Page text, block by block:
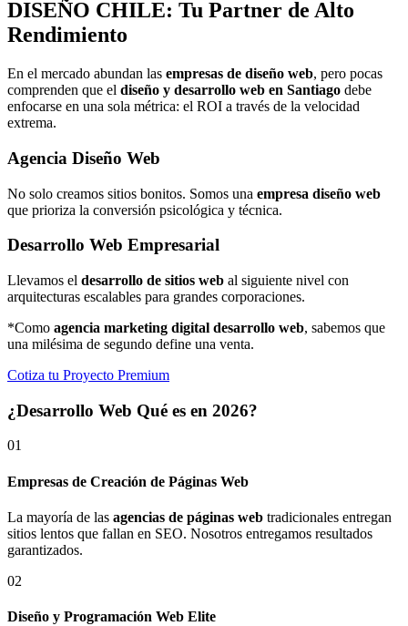
DISEÑO CHILE: Tu Partner de Alto
Rendimiento
En el mercado abundan las empresas de diseño web, pero pocas
comprenden que el diseño y desarrollo web en Santiago debe
enfocarse en una sola métrica: el ROI a través de la velocidad
extrema.
Agencia Diseño Web
No solo creamos sitios bonitos. Somos una empresa diseño web
que prioriza la conversión psicológica y técnica.
Desarrollo Web Empresarial
Llevamos el desarrollo de sitios web al siguiente nivel con
arquitecturas escalables para grandes corporaciones.
*Como agencia marketing digital desarrollo web, sabemos que
una milésima de segundo define una venta.
Cotiza tu Proyecto Premium
¿Desarrollo Web Qué es en 2026?
01
Empresas de Creación de Páginas Web
La mayoría de las agencias de páginas web tradicionales entregan
sitios lentos que fallan en SEO. Nosotros entregamos resultados
garantizados.
02
Diseño y Programación Web Elite